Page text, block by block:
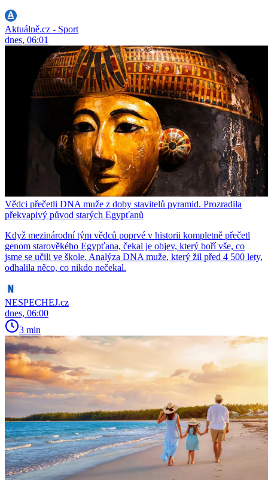
Aktuálně.cz - Sport
dnes, 06:01
Vědci přečetli DNA muže z doby stavitelů pyramid. Prozradila
překvapivý původ starých Egypťanů
Když mezinárodní tým vědců poprvé v historii kompletně přečetl
genom starověkého Egypťana, čekal je objev, který boří vše, co
jsme se učili ve škole. Analýza DNA muže, který žil před 4 500 lety,
odhalila něco, co nikdo nečekal.
NESPECHEJ.cz
dnes, 06:00
3 min